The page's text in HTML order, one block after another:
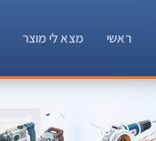
ראשי מצא לי מוצר